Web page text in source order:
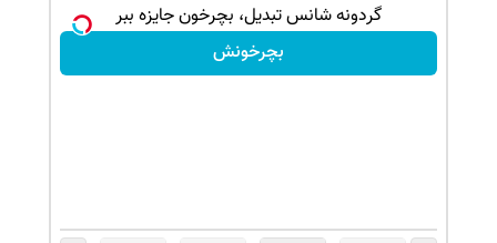
گردونه شانس تبدیل، بچرخون جایزه ببر
بچرخونش